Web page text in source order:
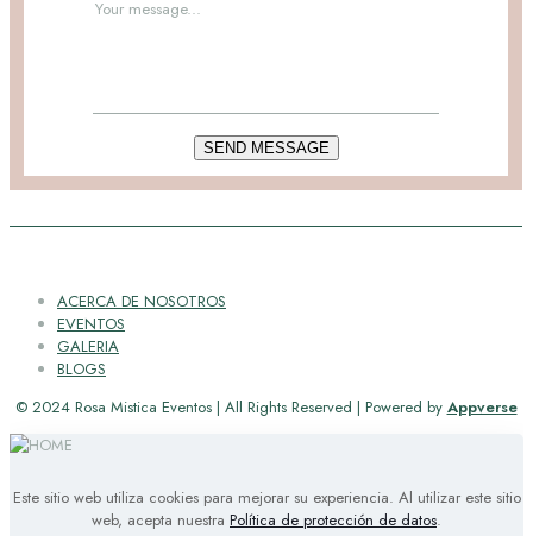
ACERCA DE NOSOTROS
EVENTOS
GALERIA
BLOGS
© 2024 Rosa Mistica Eventos | All Rights Reserved | Powered by Appverse
Este sitio web utiliza cookies para mejorar su experiencia. Al utilizar este sitio
web, acepta nuestra Política de protección de datos.